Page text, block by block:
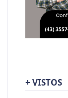
+ VISTOS